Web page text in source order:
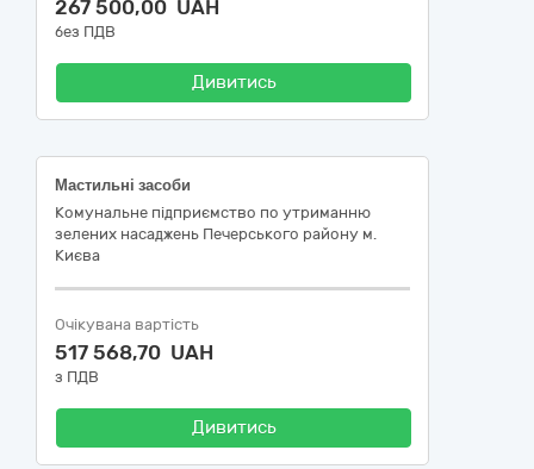
267 500,00 UAH
без ПДВ
Дивитись
Мастильні засоби
Комунальне підприємство по утриманню
зелених насаджень Печерського району м.
Києва
Очікувана вартість
517 568,70 UAH
з ПДВ
Дивитись